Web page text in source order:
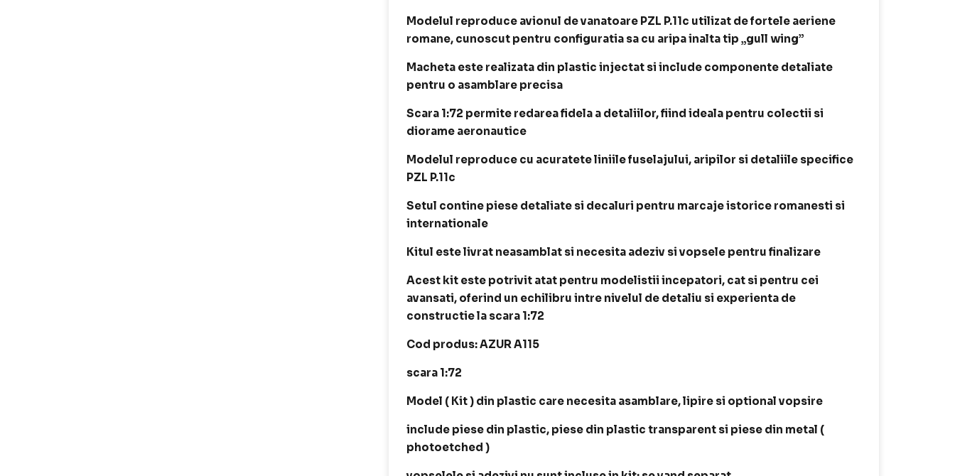
Modelul reproduce avionul de vanatoare PZL P.11c utilizat de fortele aeriene
romane, cunoscut pentru configuratia sa cu aripa inalta tip „gull wing”
Macheta este realizata din plastic injectat si include componente detaliate
pentru o asamblare precisa
Scara 1:72 permite redarea fidela a detaliilor, fiind ideala pentru colectii si
diorame aeronautice
Modelul reproduce cu acuratete liniile fuselajului, aripilor si detaliile specifice
PZL P.11c
Setul contine piese detaliate si decaluri pentru marcaje istorice romanesti si
internationale
Kitul este livrat neasamblat si necesita adeziv si vopsele pentru finalizare
Acest kit este potrivit atat pentru modelistii incepatori, cat si pentru cei
avansati, oferind un echilibru intre nivelul de detaliu si experienta de
constructie la scara 1:72
Cod produs: AZUR A115
scara 1:72
Model ( Kit ) din plastic care necesita asamblare, lipire si optional vopsire
include piese din plastic, piese din plastic transparent si piese din metal (
photoetched )